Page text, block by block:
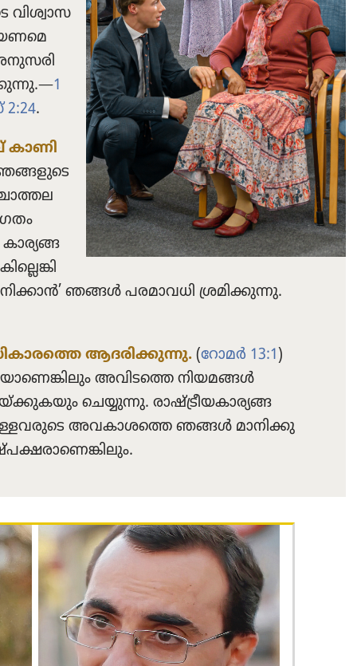
1
.
കാണി​
ഞങ്ങൾ പരമാ​വധി ശ്രമി​ക്കു​ന്നു.
ആദരി​ക്കു​ന്നു. (റോമർ 13:1)
അവിടത്തെ നിയമങ്ങൾ
ചെയ്യുന്നു. രാഷ്‌ട്രീ​യ​കാ​ര്യ​ങ്ങ​
അവകാ​ശത്തെ ഞങ്ങൾ മാനി​ക്കു​